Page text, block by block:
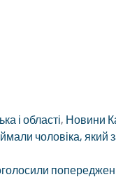
і області, Новини
чоловіка, який